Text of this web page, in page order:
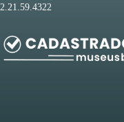
2.21.59.4322